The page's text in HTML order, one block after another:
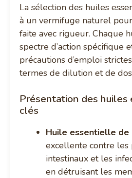
La sélection des huiles
à un vermifuge naturel
faite avec rigueur. Chaque
spectre d’action spécifique
précautions d’emploi
termes de dilution et de
Présentation des
clés
Huile essentielle de
excellente contre les
intestinaux et les
en détruisant les